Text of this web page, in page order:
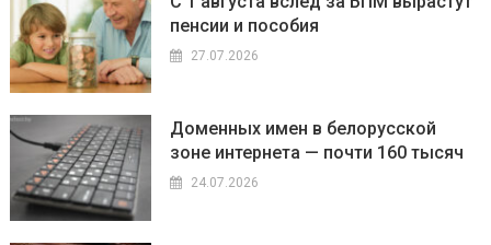
пенсии и пособия
27.07.2026
Доменных имен в белорусской
зоне интернета — почти 160 тысяч
24.07.2026